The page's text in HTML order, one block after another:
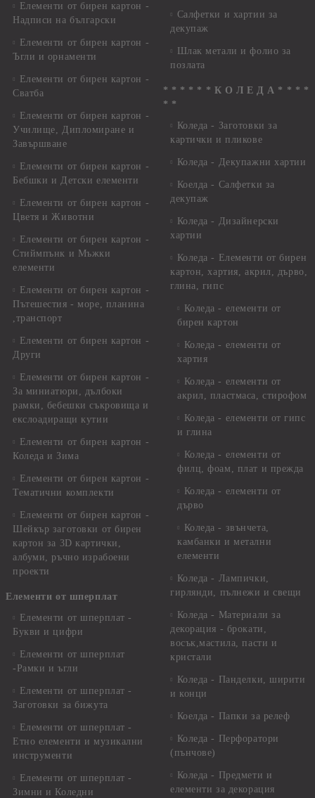
Елементи от бирен картон -
Надписи на български
Елементи от бирен картон -
Ъгли и орнаменти
Елементи от бирен картон -
Сватба
Елементи от бирен картон -
Училище, Дипломиране и
Завършване
Елементи от бирен картон -
Бебшки и Детски елементи
Елементи от бирен картон -
Цветя и Животни
Елементи от бирен картон -
Стиймпънк и Мъжки
елементи
Елементи от бирен картон -
Пътешестия - море, планина
,транспорт
Елементи от бирен картон -
Други
Елементи от бирен картон -
За миниатюри, дълбоки
рамки, бебешки съкровища и
екслоадиращи кутии
Елементи от бирен картон -
Коледа и Зима
Елементи от бирен картон -
Тематични комплекти
Елементи от бирен картон -
Шейкър заготовки от бирен
картон за 3D картички,
албуми, ръчно израбоени
проекти
Елементи от шперплат
Елементи от шперплат -
Букви и цифри
Елементи от шперплат
-Рамки и ъгли
Елементи от шперплат -
Заготовки за бижута
Елементи от шперплат -
Етно елементи и музикални
инструменти
Елементи от шперплат -
Зимни и Коледни
Салфетки и хартии за
декупаж
Шлак метали и фолио за
позлата
* * * * * * К О Л Е Д А * * * *
* *
Коледа - Заготовки за
картички и пликове
Коледа - Декупажни хартии
Коелда - Салфетки за
декупаж
Коледа - Дизайнерски
хартии
Коледа - Eлементи от бирен
картон, хартия, акрил, дърво,
глина, гипс
Коледа - елементи от
бирен картон
Коледа - елементи от
хартия
Коледа - елементи от
акрил, пластмаса, стирофом
Коледа - елементи от гипс
и глина
Коледа - елементи от
филц, фоам, плат и прежда
Коледа - елементи от
дърво
Коледа - звънчета,
камбанки и метални
елементи
Коледа - Лампички,
гирлянди, пълнежи и свещи
Коледа - Материали за
декорация - брокати,
восък,мастила, пасти и
кристали
Коледа - Панделки, ширити
и конци
Коелда - Папки за релеф
Коледа - Перфоратори
(пънчове)
Коледа - Предмети и
елементи за декорация